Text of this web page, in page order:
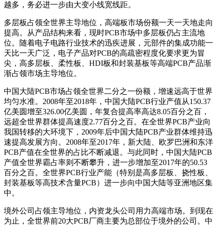
越多，务必进一步由大变小线宽线距。
多层板占领全世界主导地位，高端板市场份额一天一天地走向
提高。从产品结构来看，现时PCB市场中多层板仍占主流地
位。随着电子电路行业技术的迅疾进展，元部件的集成功能一
天比一天广泛，电子产品对PCB的高疏密程度化要求更为冒
尖，高多层板、柔性板、HDI板和封装基板等高端PCB产品渐
渐占领市场主导地位。
中国大陆PCB市场占领全世界二分之一份额，增速远高于世界
均匀水准。2008年至2018年，中国大陆PCB行业产值从150.37
亿美圆增至326.00亿美圆，年复合提高率高达8.05百分之百，
远超全世界群体提高速度2.77百分之百。在全世界PCB产业向
我国转移的大环境下，2009年后中国大陆PCB产业群体维持迅
速提高发展方向。2008年至2017年，新大陆、欧罗巴洲和东洋
PCB产值在全世界的占比不断减退。与此同时，中国大陆PCB
产值全世界霸占率则不断攀升，进一步增加至2017年的50.53
百分之百。全世界PCB行业产能（特别是高多层板、挠性板、
封装基板等高技术含量PCB）进一步向中国大陆等亚洲地区集
中。
境外公司占领主导地位，内资龙头公司用力高端市场。到现在
为止，全世界前20大PCB厂商主要为总部位于境外的公司。中